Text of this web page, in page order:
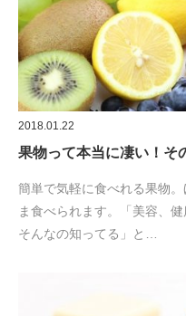
2018.01.22
果物って本当に凄い！そ
簡単で気軽に食べれる果物
ま食べられます。「美容、
そんなの知ってる」と…